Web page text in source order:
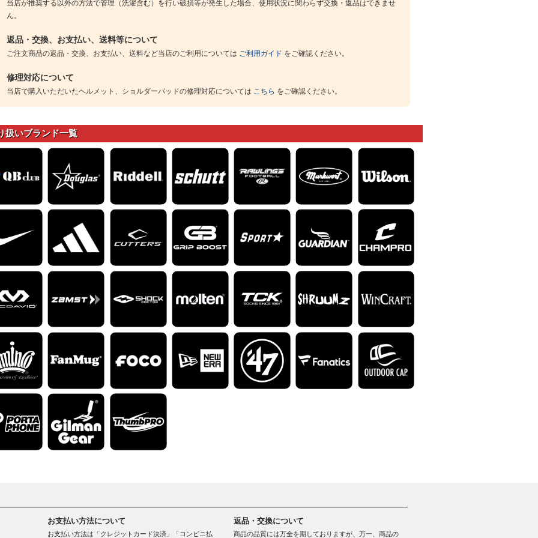
当店が推奨する以外の方法で管理（洗濯含む）を行い破損等が発生した場合、使用状況に関わらず交換・返品はできませ
ん。
返品・交換、お支払い、送料等について
ご注文商品の返品・交換、お支払い、送料など当店のご利用については ご利用ガイド をご確認ください。
修理対応について
当店で購入いただいたヘルメット、ショルダーパッドの修理対応については こちら をご確認ください。
扱いブランド一覧
お支払い方法について
お支払い方法は「クレジットカード決済」「コンビニ払
返品・交換について
商品の品質には万全を期しておりますが、万一、商品の